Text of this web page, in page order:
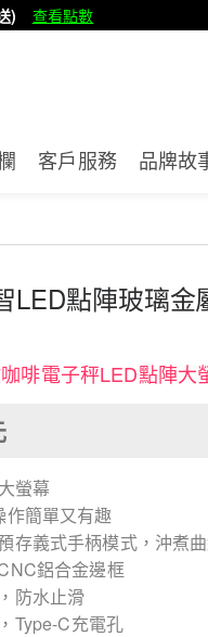
) 查看點數
客戶服務 品牌故
LED點陣玻璃
啡電子秤LED點陣大
螢幕
簡單又有趣
存義式手柄模式，沖煮
鋁合金邊框
防水止滑
Type-C充電孔